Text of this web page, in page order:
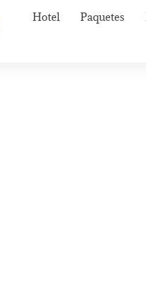
Hotel Paquetes